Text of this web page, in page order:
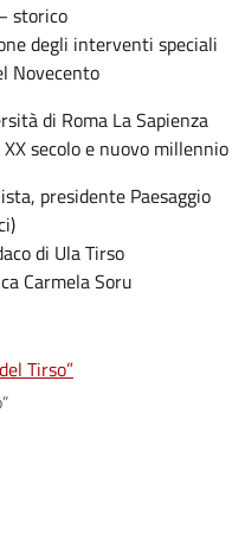
storico
degli interventi speciali
Novecento
di Roma La Sapienza
secolo e nuovo millennio
presidente Paesaggio
di Ula Tirso
Carmela Soru